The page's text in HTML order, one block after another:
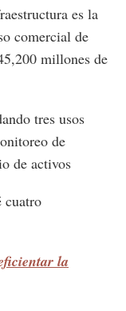
es la
comercial de
millones de
tres usos
de
de activos
cuatro
la